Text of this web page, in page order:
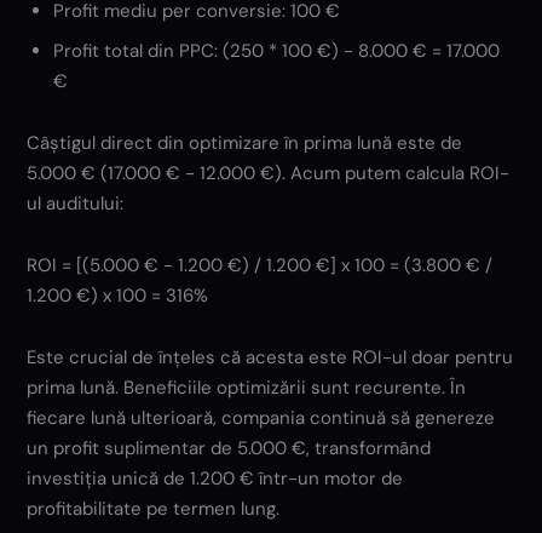
Profit mediu per conversie: 100 €
Profit total din PPC: (250 * 100 €) - 8.000 € = 17.000
€
Câștigul direct din optimizare în prima lună este de
5.000 € (17.000 € - 12.000 €). Acum putem calcula ROI-
ul auditului:
ROI = [(5.000 € - 1.200 €) / 1.200 €] x 100 = (3.800 € /
1.200 €) x 100 = 316%
Este crucial de înțeles că acesta este ROI-ul doar pentru
prima lună. Beneficiile optimizării sunt recurente. În
fiecare lună ulterioară, compania continuă să genereze
un profit suplimentar de 5.000 €, transformând
investiția unică de 1.200 € într-un motor de
profitabilitate pe termen lung.